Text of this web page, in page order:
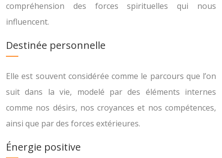
compréhension des forces spirituelles qui nous
influencent.
Destinée personnelle
Elle est souvent considérée comme le parcours que l’on
suit dans la vie, modelé par des éléments internes
comme nos désirs, nos croyances et nos compétences,
ainsi que par des forces extérieures.
Énergie positive